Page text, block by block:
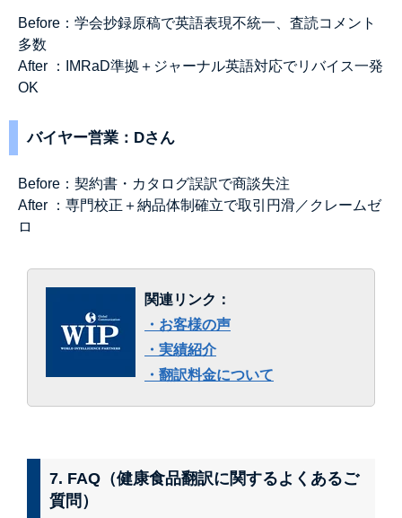
Before：学会抄録原稿で英語表現不統一、査読コメント
多数
After ：IMRaD準拠＋ジャーナル英語対応でリバイス一発
OK
バイヤー営業：Dさん
Before：契約書・カタログ誤訳で商談失注
After ：専門校正＋納品体制確立で取引円滑／クレームゼ
ロ
関連リンク ：
・お客様の声
・実績紹介
・翻訳料金について
7. FAQ（健康食品翻訳に関するよくあるご
質問）